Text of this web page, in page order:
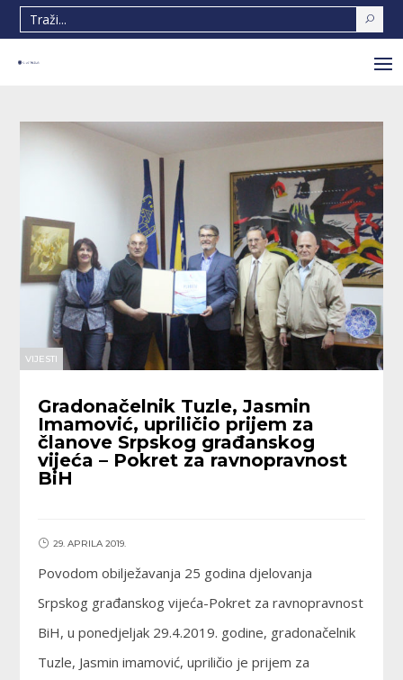
VIJESTI
Gradonačelnik Tuzle, Jasmin
Imamović, upriličio prijem za
članove Srpskog građanskog
vijeća – Pokret za ravnopravnost
BiH
29. APRILA 2019.
Povodom obilježavanja 25 godina djelovanja
Srpskog građanskog vijeća-Pokret za ravnopravnost
BiH, u ponedjeljak 29.4.2019. godine, gradonačelnik
Tuzle, Jasmin imamović, upriličio je prijem za